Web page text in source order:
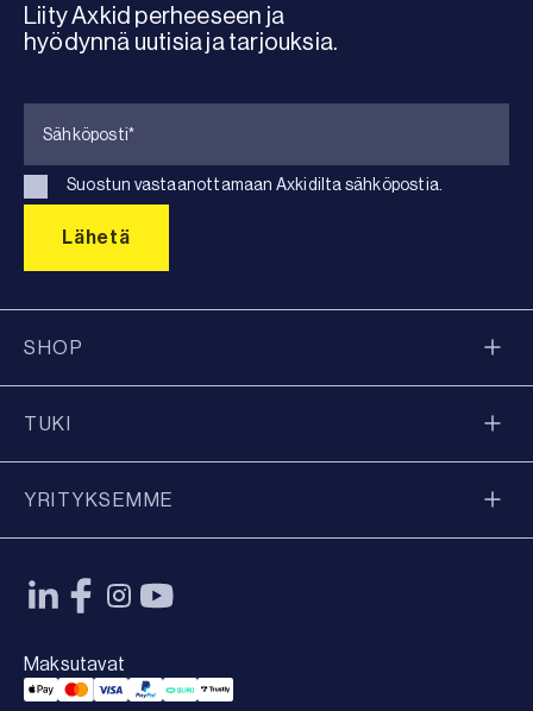
Liity Axkid perheeseen ja
hyödynnä uutisia ja tarjouksia.
Suostun vastaanottamaan Axkidilta sähköpostia.
SHOP
TUKI
YRITYKSEMME
Maksutavat
Applepay Payment
Mastercard Payment
Visa Payment
Paypal Payment
Qliro Payment
Trustly Payment